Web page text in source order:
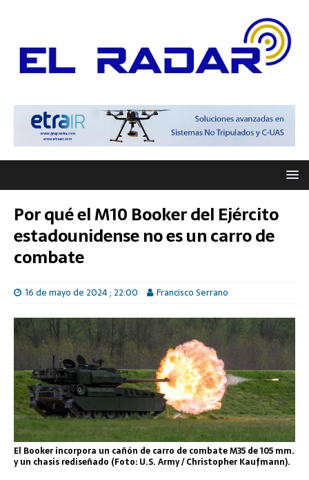
Por qué el M10 Booker del Ejército
estadounidense no es un carro de
combate
16 de mayo de 2024 ; 22:00 Francisco Serrano
El Booker incorpora un cañón de carro de combate M35 de 105 mm.
y un chasis rediseñado (Foto: U.S. Army / Christopher Kaufmann).